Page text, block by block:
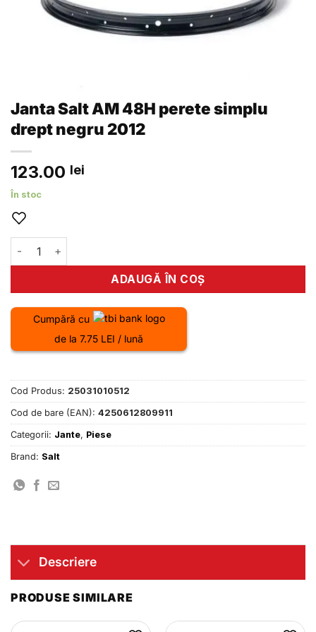
Janta Salt AM 48H perete simplu
drept negru 2012
123.00 lei
În stoc
Cantitate Janta Salt AM 48H perete simplu drept negru
ADAUGĂ ÎN COȘ
Cumpără cu
de la 7.75 LEI / lună
Cod Produs: 25031010512
Cod de bare (EAN): 4250612809911
Categorii: Jante, Piese
Brand: Salt
Descriere
PRODUSE SIMILARE